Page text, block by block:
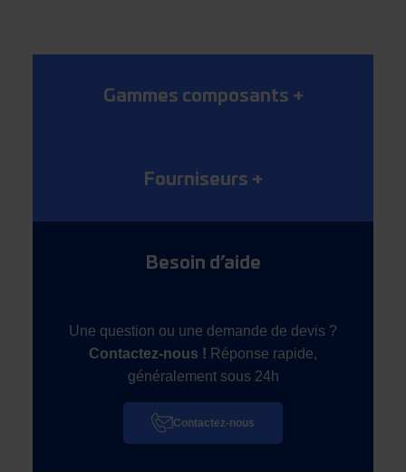
Gammes composants +
Fourniseurs +
Besoin d’aide
Une question ou une demande de devis ?
Contactez-nous ! Réponse rapide,
généralement sous 24h
Contactez-nous